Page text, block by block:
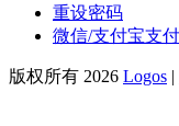
重设密码
微信/支付宝支付
版权所有 2026 Logos |